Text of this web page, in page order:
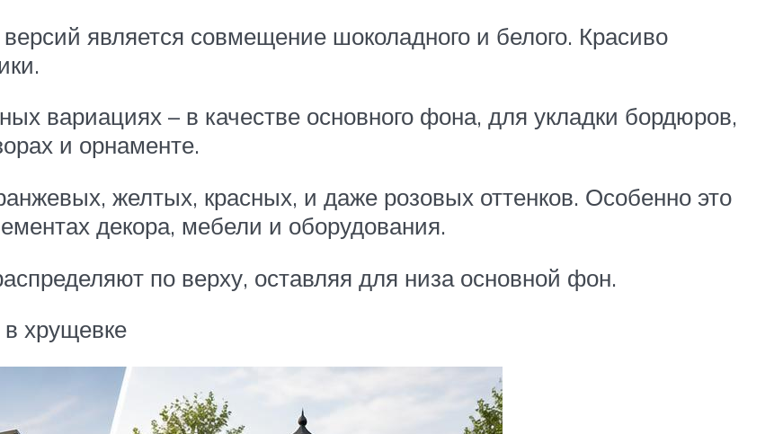
является совмещение шоколадного и белого. Красиво
вариациях – в качестве основного фона, для укладки бордюров,
и орнаменте.
желтых, красных, и даже розовых оттенков. Особенно это
декора, мебели и оборудования.
по верху, оставляя для низа основной фон.
хрущевке